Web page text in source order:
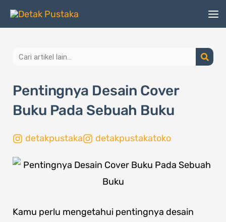
Lewati
Search
Pentingnya Desain Cover
Buku Pada Sebuah Buku
detakpustaka detakpustakatoko
Kamu perlu mengetahui pentingnya desain